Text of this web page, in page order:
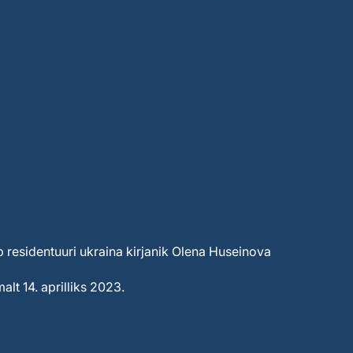
residentuuri ukraina kirjanik Olena Huseinova
14. aprilliks 2023.